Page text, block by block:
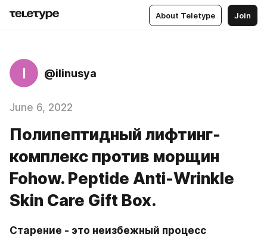
About Teletype Join
I @ilinusya
June 6, 2022
Полипептидный лифтинг-
комплекс против морщин
Fohow. Peptide Anti-Wrinkle
Skin Care Gift Box.
Старение - это неизбежный процесс